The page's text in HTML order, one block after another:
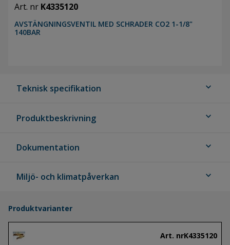
Art. nr K4335120
AVSTÄNGNINGSVENTIL MED SCHRADER CO2 1-1/8"
140BAR
Teknisk specifikation expand_more
Produktbeskrivning expand_more
Dokumentation expand_more
Miljö- och klimatpåverkan expand_more
Produktvarianter
Art. nrK4335120